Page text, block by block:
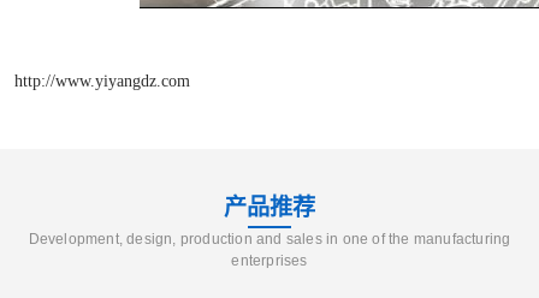
http://www.yiyangdz.com
产品推荐
Development, design, production and sales in one of the manufacturing
enterprises